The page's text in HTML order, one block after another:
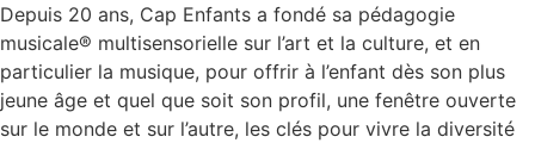
Depuis 20 ans, Cap Enfants a fondé sa pédagogie
musicale® multisensorielle sur l’art et la culture, et en
particulier la musique, pour offrir à l’enfant dès son plus
jeune âge et quel que soit son profil, une fenêtre ouverte
sur le monde et sur l’autre, les clés pour vivre la diversité